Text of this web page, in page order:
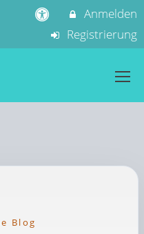
Anmelden
Registrierung
Blog